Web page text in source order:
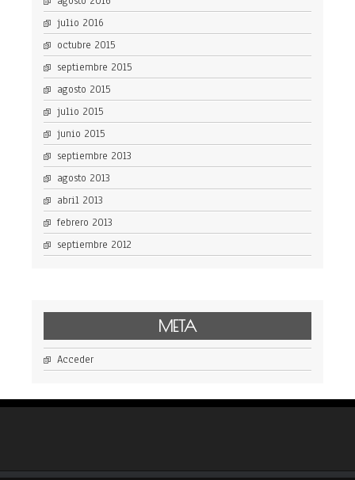
julio 2016
octubre 2015
septiembre 2015
agosto 2015
julio 2015
junio 2015
septiembre 2013
agosto 2013
abril 2013
febrero 2013
septiembre 2012
META
Acceder